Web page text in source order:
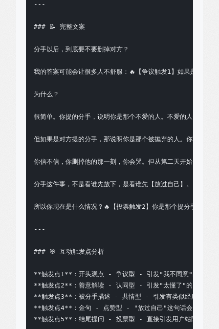
---
### 📝 完整文案
分手以后，到底要不要删掉对方？
我的答案可能会让很多人不舒服：🔥【争议触发1】如果是你提
为什么？
很简单。你提的分手，说明你是那个不爱的人。不爱的人删什么
但如果是对方提的分手，那说明你是那个被抛弃的人。你不删他
你信不信，你删掉他的那一刻，你会哭。但从第二天开始，你会
分手这件事，不是看谁先放下，是看谁先【放过自己】。🔥【金
所以你现在是什么情况？🔥【投票触发2】你是那个提分手的，
---
### 🎯 互动触发点分析
**触发点1**：开头观点 - 争议型 - 引发"我不同意"的反驳欲
**触发点2**：善意解读 - 认同型 - 引发"太懂了"的点赞和评
**触发点3**：被分手描述 - 共情型 - 引发有类似经历的用户
**触发点4**：金句 - 点赞型 - "放过自己"这句话会引发大量
**触发点5**：结尾提问 - 投票型 - 直接引发用户站队和评论